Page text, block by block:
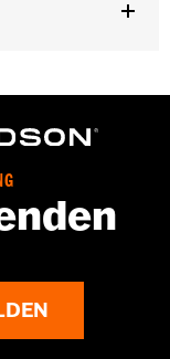
lead to death or